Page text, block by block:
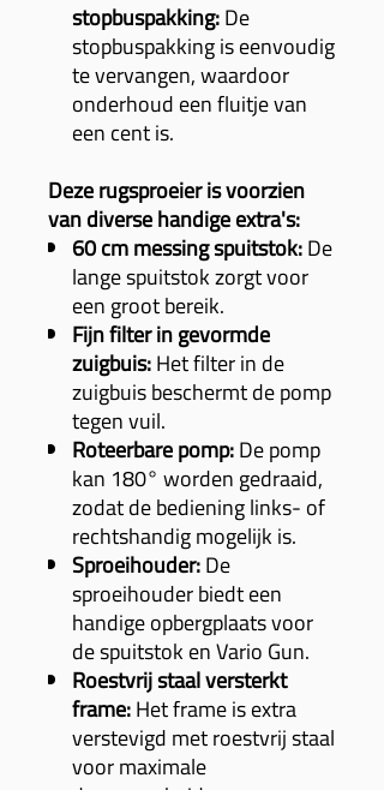
stopbuspakking:De
stopbuspakking is eenvoudig
te vervangen, waardoor
onderhoud een fluitje van
een cent is.
Deze rugsproeier is voorzien
van diverse handige extra's:
60 cm messing spuitstok:De
lange spuitstok zorgt voor
een groot bereik.
Fijn filter in gevormde
zuigbuis:Het filter in de
zuigbuis beschermt de pomp
tegen vuil.
Roteerbare pomp:De pomp
kan 180° worden gedraaid,
zodat de bediening links- of
rechtshandig mogelijk is.
Sproeihouder:De
sproeihouder biedt een
handige opbergplaats voor
de spuitstok en Vario Gun.
Roestvrij staal versterkt
frame:Het frame is extra
verstevigd met roestvrij staal
voor maximale